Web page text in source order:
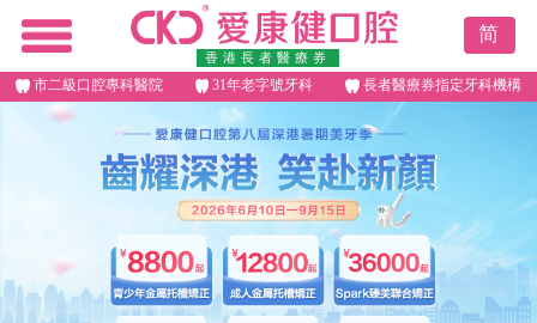
香港長者醫療券
简
市二級口腔專科醫院 31年老字號牙科 長者醫療券指定牙科機構